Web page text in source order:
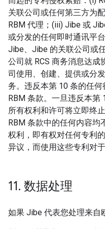
关联公司或任何第三方为
RBM 代理；(iii) Jibe 或
或分发的任何即时通讯平
Jibe、Jibe 的关联公司或
公司就 RCS 商务消息达
司使用、创建、提供或分
务。违反本第 10 条的任
RBM 条款。一旦违反本第
所有权利和许可将立即终
RBM 条款中的任何内容均
权利，即有权对任何专利
异议，而使用这些专利对
11. 数据处理
如果 Jibe 代表您处理来自